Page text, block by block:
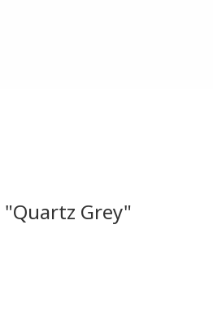
"Quartz Grey"